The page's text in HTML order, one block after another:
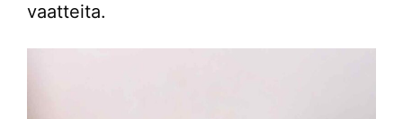
vaatteita.